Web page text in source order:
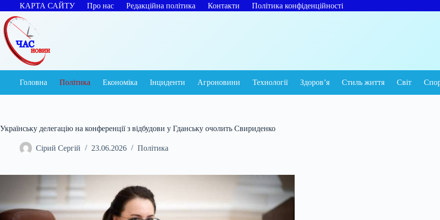
Перейти
до
вмісту
КАРТА САЙТУ Про нас Редакційна політика Контакти Політика конфіденційності
Головна Політика Економіка Інциденти Агроновини Технології Здоров’я Стиль життя Світ
Українську делегацію на конференції з відбудови у Гданську очолить Свириденко
Сірий Сергій 23.06.2026 Політика